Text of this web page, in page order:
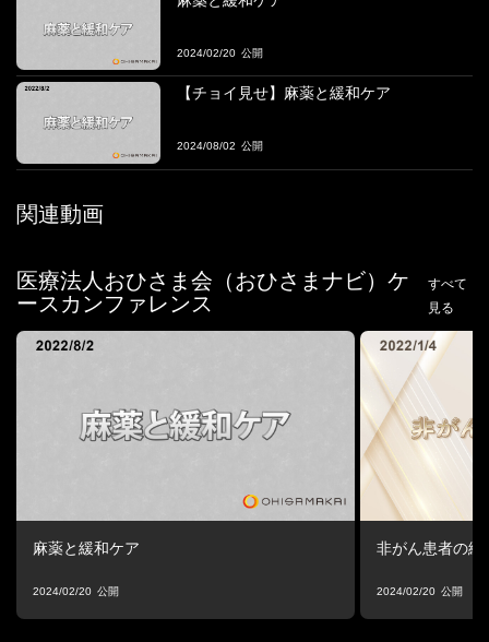
2024/02/20
【チョイ見せ】麻薬と緩和ケア
2024/08/02
関連動画
医療法人おひさま会（おひさまナビ）ケ
ースカンファレンス
すべて
見る
麻薬と緩和ケア
2024/02/20
非がん患者の緩
2024/02/20